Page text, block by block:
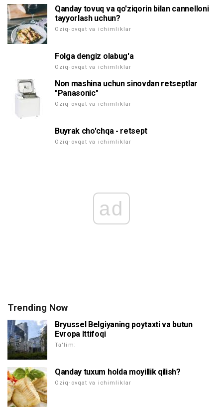
Qanday tovuq va qo'ziqorin bilan cannelloni
tayyorlash uchun?
Oziq-ovqat va ichimliklar
Folga dengiz olabug'a
Oziq-ovqat va ichimliklar
Non mashina uchun sinovdan retseptlar
"Panasonic"
Oziq-ovqat va ichimliklar
Buyrak cho'chqa - retsept
Oziq-ovqat va ichimliklar
ad
Trending Now
Bryussel Belgiyaning poytaxti va butun
Evropa Ittifoqi
Ta'lim:
Qanday tuxum holda moyillik qilish?
Oziq-ovqat va ichimliklar